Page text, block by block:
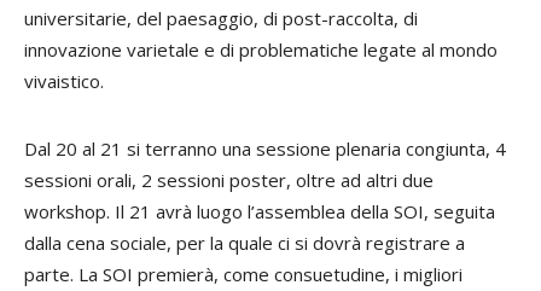
universitarie, del paesaggio, di post-raccolta, di
innovazione varietale e di problematiche legate al mondo
vivaistico.
Dal 20 al 21 si terranno una sessione plenaria congiunta, 4
sessioni orali, 2 sessioni poster, oltre ad altri due
workshop. Il 21 avrà luogo l’assemblea della SOI, seguita
dalla cena sociale, per la quale ci si dovrà registrare a
parte. La SOI premierà, come consuetudine, i migliori